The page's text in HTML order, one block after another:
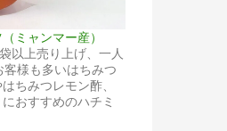
ミャンマー産）
以上売り上げ、一人
様も多いはちみつ
ちみつレモン酢、
おすすめのハチミ